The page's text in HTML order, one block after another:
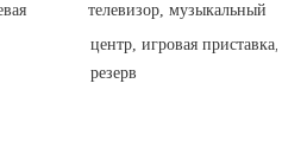
музыкальный
приставка,